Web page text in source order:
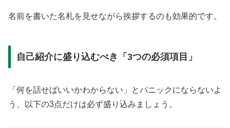
名前を書いた名札を見せながら挨拶するのも効果的です。
自己紹介に盛り込むべき「3つの必須項目」
「何を話せばいいかわからない」とパニックにならないよ
う、以下の3点だけは必ず盛り込みましょう。